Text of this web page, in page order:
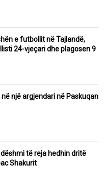
e futbollit në Tajlandë,
24-vjeçari dhe plagosen 9
një argjendari në Paskuqan
të reja hedhin dritë
Shakurit